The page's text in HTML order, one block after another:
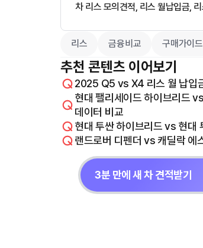
차 리스 모의견적, 리스 월납입금,
리스 금융비교 구매가이드
추천 콘텐츠 이어보기
2025 Q5 vs X4 리스 월 납입
현대 팰리세이드 하이브리드
데이터 비교
현대 투싼 하이브리드 vs 현대
랜드로버 디펜더 vs 캐딜락 에
3분 만에 새 차 견적받기